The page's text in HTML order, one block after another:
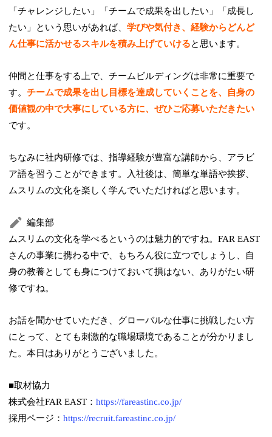
「チャレンジしたい」「チームで成果を出したい」「成長し
たい」という思いがあれば、学びや気付き、経験からどんど
ん仕事に活かせるスキルを積み上げていけると思います。
仲間と仕事をする上で、チームビルディングは非常に重要で
す。チームで成果を出し目標を達成していくことを、自身の
価値観の中で大事にしている方に、ぜひご応募いただきたい
です。
ちなみに社内研修では、指導経験が豊富な講師から、アラビ
ア語を習うことができます。入社後は、簡単な単語や挨拶、
ムスリムの文化を楽しく学んでいただければと思います。
編集部
ムスリムの文化を学べるというのは魅力的ですね。FAR EAST
さんの事業に携わる中で、もちろん役に立つでしょうし、自
身の教養としても身につけておいて損はない、ありがたい研
修ですね。
お話を聞かせていただき、グローバルな仕事に挑戦したい方
にとって、とても刺激的な職場環境であることが分かりまし
た。本日はありがとうございました。
■取材協力
株式会社FAR EAST：https://fareastinc.co.jp/
採用ページ：https://recruit.fareastinc.co.jp/